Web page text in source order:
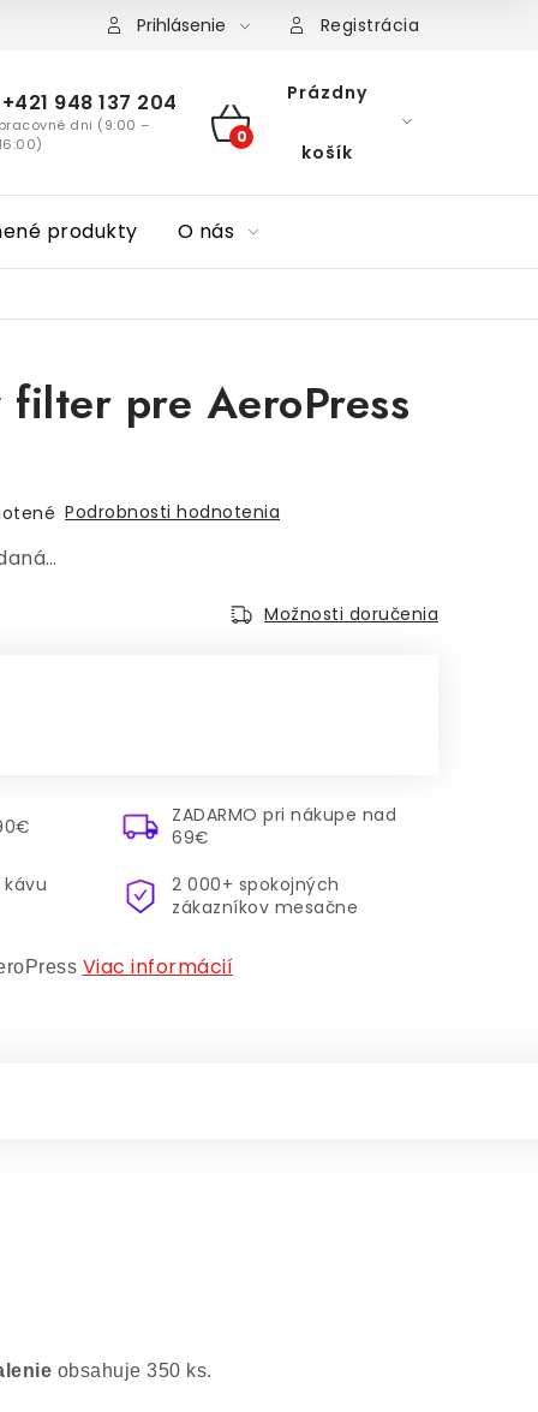
Prihlásenie Registrácia
+421 948 137 204
pracovné dni (9:00 –
16:00)
NÁKUPNÝ
Prázdny
košík
produkty O nás
filter pre AeroPress
Podrobnosti hodnotenia
Viac informácií
Možnosti doručenia
ZADARMO pri nákupe nad
69€
2 000+ spokojných
zákazníkov mesačne
obsahuje 350 ks.